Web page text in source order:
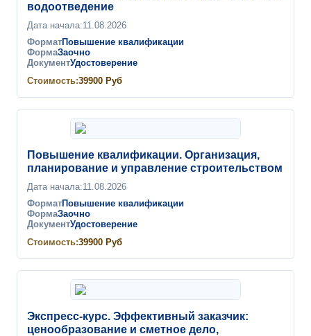
водоотведение
Дата начала:11.08.2026
ФорматПовышение квалификации
ФормаЗаочно
ДокументУдостоверение
Стоимость:39900 Руб
Повышение квалификации. Организация,
планирование и управление строительством
Дата начала:11.08.2026
ФорматПовышение квалификации
ФормаЗаочно
ДокументУдостоверение
Стоимость:39900 Руб
Экспресс-курс. Эффективный заказчик:
ценообразование и сметное дело,